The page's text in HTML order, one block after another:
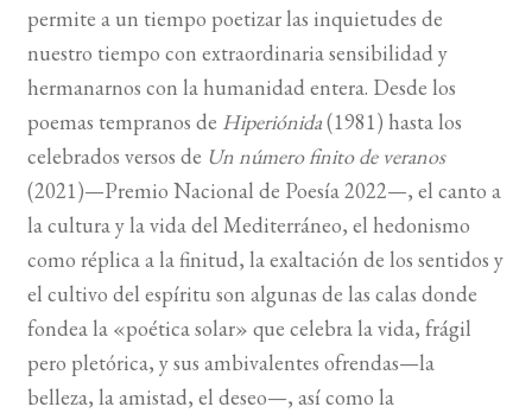
permite a un tiempo poetizar las inquietudes de
nuestro tiempo con extraordinaria sensibilidad y
hermanarnos con la humanidad entera. Desde los
poemas tempranos de Hiperiónida(1981) hasta los
celebrados versos de Un número finito de veranos
(2021)—Premio Nacional de Poesía 2022—, el canto a
la cultura y la vida del Mediterráneo, el hedonismo
como réplica a la finitud, la exaltación de los sentidos y
el cultivo del espíritu son algunas de las calas donde
fondea la «poética solar» que celebra la vida, frágil
pero pletórica, y sus ambivalentes ofrendas—la
belleza, la amistad, el deseo—, así como la